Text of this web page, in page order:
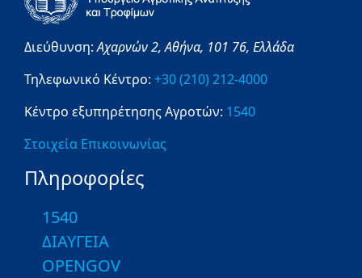
Διεύθυνση:Αχαρνών 2,Αθήνα, 101 76, Ελλάδα
Τηλεφωνικό Κέντρο: +30 (210) 212-4000
Κέντρο εξυπηρέτησης Αγροτών: 1540
Στοιχεία Επικοινωνίας
Πληροφορίες
1540
ΔΙΑΥΓΕΙΑ
OPENGOV